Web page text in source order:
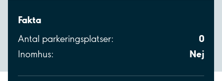
Fakta
Antal parkeringsplatser: 0
Inomhus: Nej